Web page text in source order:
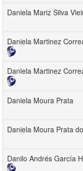
Daniela Mariz Silva
Daniela Martinez
Daniela Martinez
Daniela Moura Prata
Daniela Moura Prata
Danilo Andrés García